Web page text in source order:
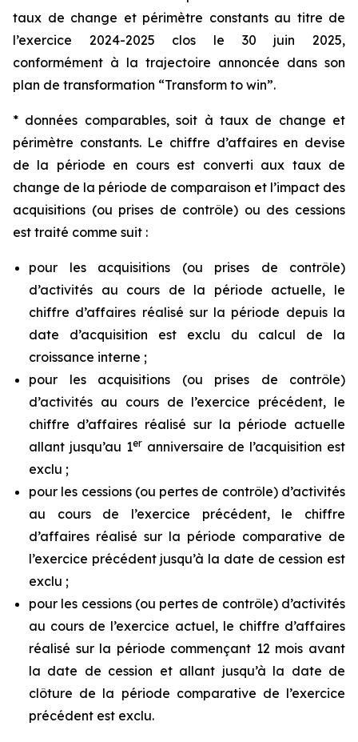
taux de change et périmètre constants au titre de
l’exercice 2024-2025 clos le 30 juin 2025,
conformément à la trajectoire annoncée dans son
plan de transformation “Transform to win”.
* données comparables, soit à taux de change et
périmètre constants. Le chiffre d’affaires en devise
de la période en cours est converti aux taux de
change de la période de comparaison et l’impact des
acquisitions (ou prises de contrôle) ou des cessions
est traité comme suit :
pour les acquisitions (ou prises de contrôle)
d’activités au cours de la période actuelle, le
chiffre d’affaires réalisé sur la période depuis la
date d’acquisition est exclu du calcul de la
croissance interne ;
pour les acquisitions (ou prises de contrôle)
d’activités au cours de l’exercice précédent, le
chiffre d’affaires réalisé sur la période actuelle
allant jusqu’au 1eranniversaire de l’acquisition est
exclu ;
pour les cessions (ou pertes de contrôle) d’activités
au cours de l’exercice précédent, le chiffre
d’affaires réalisé sur la période comparative de
l’exercice précédent jusqu’à la date de cession est
exclu ;
pour les cessions (ou pertes de contrôle) d’activités
au cours de l’exercice actuel, le chiffre d’affaires
réalisé sur la période commençant 12 mois avant
la date de cession et allant jusqu’à la date de
clôture de la période comparative de l’exercice
précédent est exclu.